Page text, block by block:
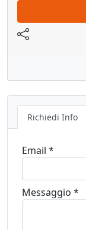
Richiedi Info
Email *
Messaggio *